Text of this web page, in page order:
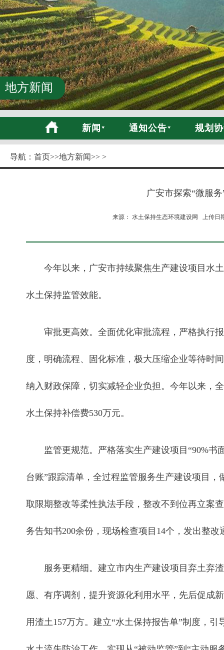
地方新闻
新闻 通知公告 规划
导航： 首页>>地方新闻>> >
广安市探索“微服
来源： 水土保持生态环境建设网 上传日
今年以来，广安市持续聚焦生产建设项目水
水土保持监管效能。
审批更高效。全面优化审批流程，严格执行
度，明确流程、固化标准，极大压缩企业等待时
纳入财政保障，切实减轻企业负担。今年以来，
水土保持补偿费530万元。
监管更规范。严格落实生产建设项目“90%书
台账”跟踪清单，全过程监管服务生产建设项目
取限期整改等柔性执法手段，整改不到位再立案
务告知书200余份，现场检查项目14个，发出整改
服务更精细。建立市内生产建设项目弃土弃
愿、有序调剂，提升资源化利用水平，先后促成
用渣土157万方。建立“水土保持报告单”制度，